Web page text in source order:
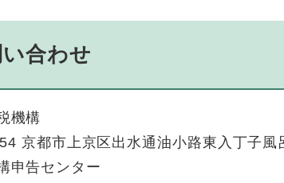
合わせ
機構
京都市上京区出水通油小路東入丁子
申告センター